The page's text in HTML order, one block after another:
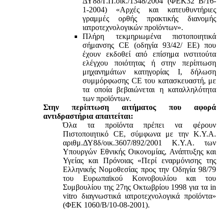
1-2004) «Αρχές και κατευθυντήριες
γραμμές ορθής πρακτικής διανομής
ιατροτεχνολογικών προϊόντων».
Πλήρη τεκμηριωμένα πιστοποιητικά
σήμανσης CE (οδηγία 93/42/ ΕΕ) που
έχουν εκδοθεί από επίσημα ινστιτούτα
ελέγχου ποιότητας ή στην περίπτωση
μηχανημάτων κατηγορίας Ι, δήλωση
συμμόρφωσης CE του κατασκευαστή, με
τα οποία βεβαιώνεται η καταλληλότητα
των προϊόντων.
Στην περίπτωση αιτήματος που αφορά
αντιδραστήρια απαιτείται:
Όλα τα προϊόντα πρέπει να φέρουν
Πιστοποιητικό CE, σύμφωνα με την Κ.Υ.Α.
αριθμ.ΔΥ8δ/οικ.3607/892/2001 Κ.Υ.Α. των
Υπουργών Εθνικής Οικονομίας, Ανάπτυξης και
Υγείας και Πρόνοιας «Περί εναρμόνισης της
Ελληνικής Νομοθεσίας προς την Οδηγία 98/79
του Ευρωπαϊκού Κοινοβουλίου και του
Συμβουλίου της 27ης Οκτωβρίου 1998 για τα in
vitro διαγνωστικά ιατροτεχνολογικά προϊόντα»
(ΦΕΚ 1060/Β/10-08-2001).